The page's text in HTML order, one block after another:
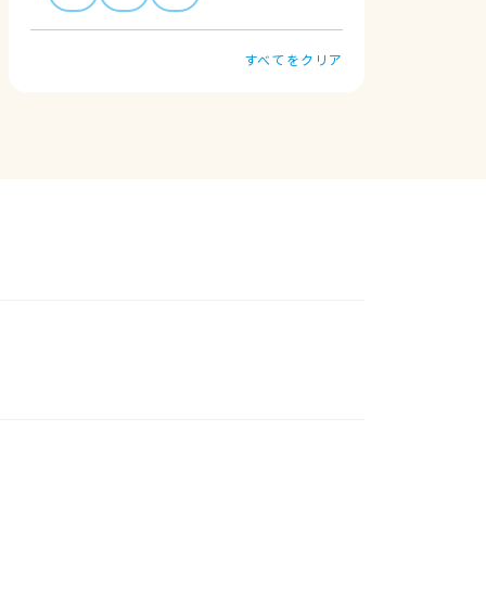
すべてをクリア